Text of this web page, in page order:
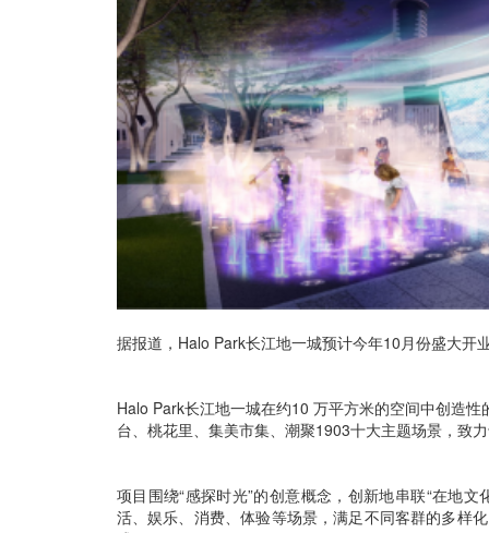
据报道，Halo Park长江地一城预计今年10月份盛大开
Halo Park长江地一城在约10 万平方米的空间中创造
台、桃花里、集美市集、潮聚1903十大主题场景，致
项目围绕“感探时光”的创意概念，创新地串联“在地
活、娱乐、消费、体验等场景，满足不同客群的多样